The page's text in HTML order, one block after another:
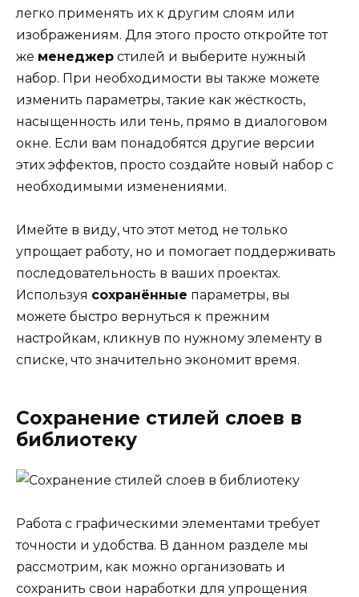
легко применять их к другим слоям или
изображениям. Для этого просто откройте тот
же менеджер стилей и выберите нужный
набор. При необходимости вы также можете
изменить параметры, такие как жёсткость,
насыщенность или тень, прямо в диалоговом
окне. Если вам понадобятся другие версии
этих эффектов, просто создайте новый набор с
необходимыми изменениями.
Имейте в виду, что этот метод не только
упрощает работу, но и помогает поддерживать
последовательность в ваших проектах.
Используя сохранённые параметры, вы
можете быстро вернуться к прежним
настройкам, кликнув по нужному элементу в
списке, что значительно экономит время.
Сохранение стилей слоев в
библиотеку
Работа с графическими элементами требует
точности и удобства. В данном разделе мы
рассмотрим, как можно организовать и
сохранить свои наработки для упрощения